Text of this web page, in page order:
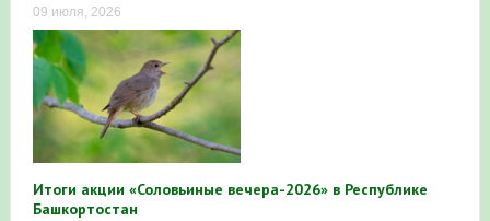
09 июля, 2026
Итоги акции «Соловьиные вечера-2026» в Республике
Башкортостан